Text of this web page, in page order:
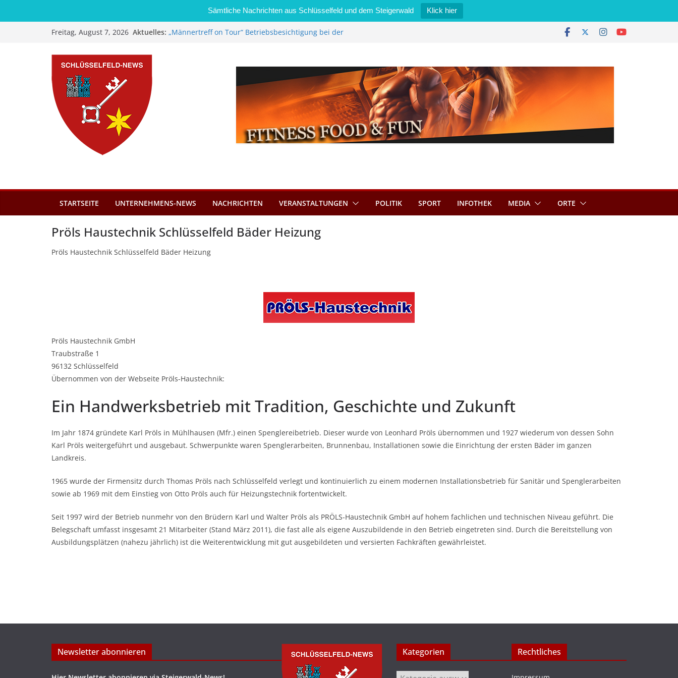
Sämtliche Nachrichten aus Schlüsselfeld und dem Steigerwald Klick hier
Freitag, August 7, 2026 Aktuelles: „Männertreff on Tour“ Betriebsbesichtigung bei der
Stadt Schlüsselfeld bietet Online-Anmeldung für
Dieseldiebstahl im Wert von 600 Euro
STARTSEITE UNTERNEHMENS-NEWS NACHRICHTEN VERANSTALTUNGEN POLITIK SPORT INFOTHEK MEDIA ORTE
Pröls Haustechnik Schlüsselfeld Bäder Heizung
Pröls Haustechnik Schlüsselfeld Bäder Heizung
Pröls Haustechnik GmbH
Traubstraße 1
96132 Schlüsselfeld
Übernommen von der Webseite Pröls-Haustechnik:
Ein Handwerksbetrieb mit Tradition, Geschichte und Zukunft
Im Jahr 1874 gründete Karl Pröls in Mühlhausen (Mfr.) einen Spenglereibetrieb. Dieser wurde von Leonhard Pröls übernommen und 1927 wiederum von dessen Sohn
Karl Pröls weitergeführt und ausgebaut. Schwerpunkte waren Spenglerarbeiten, Brunnenbau, Installationen sowie die Einrichtung der ersten Bäder im ganzen
Landkreis.
1965 wurde der Firmensitz durch Thomas Pröls nach Schlüsselfeld verlegt und kontinuierlich zu einem modernen Installationsbetrieb für Sanitär und Spenglerarbeiten
sowie ab 1969 mit dem Einstieg von Otto Pröls auch für Heizungstechnik fortentwickelt.
Seit 1997 wird der Betrieb nunmehr von den Brüdern Karl und Walter Pröls als PRÖLS-Haustechnik GmbH auf hohem fachlichen und technischen Niveau geführt. Die
Belegschaft umfasst insgesamt 21 Mitarbeiter (Stand März 2011), die fast alle als eigene Auszubildende in den Betrieb eingetreten sind. Durch die Bereitstellung von
Ausbildungsplätzen (nahezu jährlich) ist die Weiterentwicklung mit gut ausgebildeten und versierten Fachkräften gewährleistet.
Newsletter abonnieren Kategorien Rechtliches